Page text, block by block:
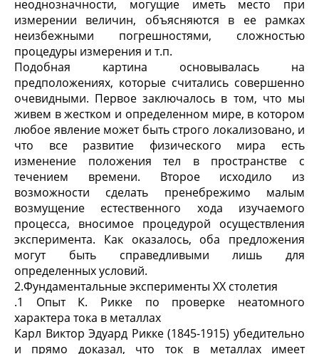
неоднозначности, могущие иметь место при
измерении величин, объясняются в ее рамках
неизбежными погрешностями, сложностью
процедуры измерения и т.п.
Подобная картина основывалась на
предположениях, которые считались совершенно
очевидными. Первое заключалось в том, что мы
живем в жестком и определенном мире, в котором
любое явление может быть строго локализовано, и
что все развитие физического мира есть
изменение положения тел в пространстве с
течением времени. Второе исходило из
возможности сделать пренебрежимо малым
возмущение естественного хода изучаемого
процесса, вносимое процедурой осуществления
эксперимента. Как оказалось, оба предложения
могут быть справедливыми лишь для
определенных условий.
2.Фундаментальные эксперименты ХХ столетия
.1 Опыт К. Рикке по проверке неатомного
характера тока в металлах
Карл Виктор Эдуард Рикке (1845-1915) убедительно
и прямо доказал, что ток в металлах имеет